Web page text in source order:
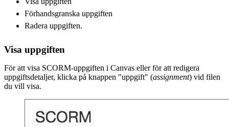
Förhandsgranska uppgiften
Radera uppgiften.
Visa uppgiften
För att visa SCORM-uppgiften i Canvas eller för att redigera
uppgiftsdetaljer, klicka på knappen "uppgift" (assignment) vid filen
du vill visa.